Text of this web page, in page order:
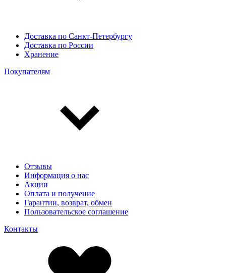
Доставка по Санкт-Петербургу
Доставка по России
Хранение
Покупателям
Отзывы
Информация о нас
Акции
Оплата и получение
Гарантии, возврат, обмен
Пользовательское соглашение
Контакты